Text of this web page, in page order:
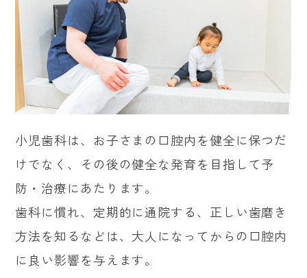
小児歯科は、お子さまの口腔内を健全に保つだ
けでなく、その後の健全な発育を目指して予
防・治療にあたります。
歯科に慣れ、定期的に通院する、正しい歯磨き
方法を知るなどは、大人になってからの口腔内
に良い影響を与えます。